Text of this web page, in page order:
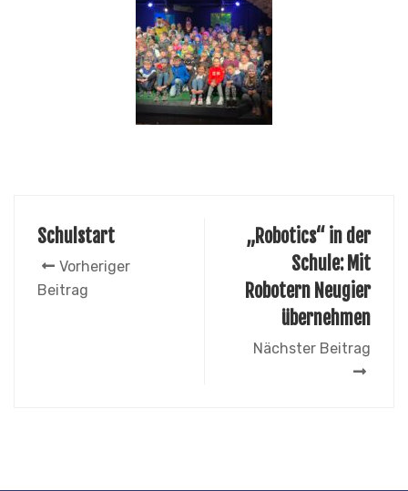
Schulstart
Vorheriger
Beitrag
„Robotics“ in der
Schule: Mit
Robotern Neugier
übernehmen
Nächster Beitrag